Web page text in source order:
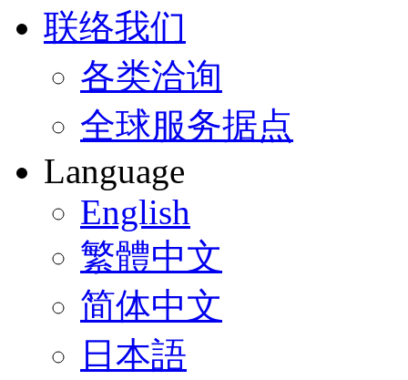
联络我们
各类洽询
全球服务据点
Language
English
繁體中文
简体中文
日本語